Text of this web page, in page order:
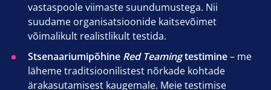
vastaspoole viimaste suundumustega. Nii
suudame organisatsioonide kaitsevõimet
võimalikult realistlikult testida.
Stsenaariumipõhine Red Teamingtestimine– me
läheme traditsioonilistest nõrkade kohtade
ärakasutamisest kaugemale. Meie testimise